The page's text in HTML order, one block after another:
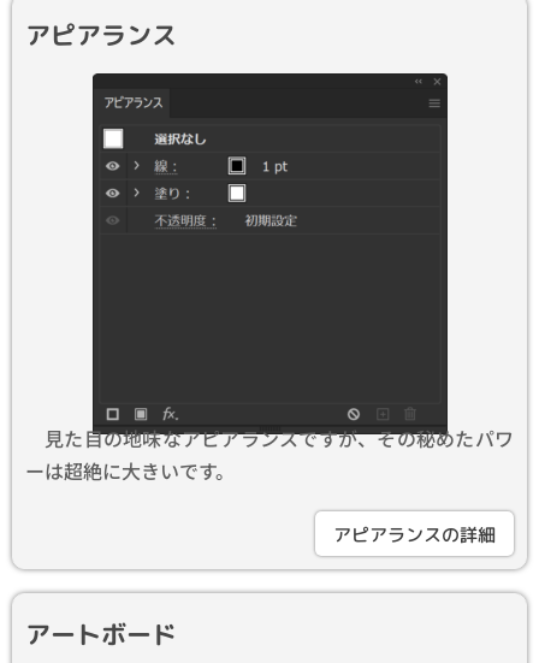
アピアランス
見た目の地味なアピアランスですが、その秘めたパワ
ーは超絶に大きいです。
アピアランスの詳細
アートボード